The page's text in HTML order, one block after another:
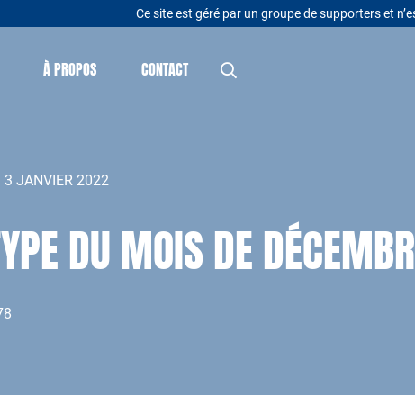
Ce site est géré par un groupe de supporters et
À PROPOS CONTACT
3 JANVIER 2022
DU MOIS DE